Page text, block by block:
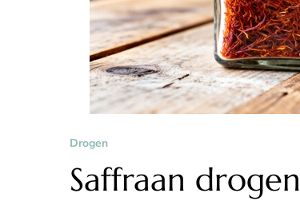
Drogen
Saffraan drogen